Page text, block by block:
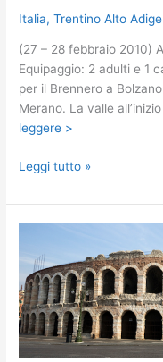
Italia,Trentino Alto Adige
(27 – 28 febbraio 2010)
Equipaggio: 2 adulti e 1
per il Brennero a
Merano. La valle
leggere >
Val
e
Glorenza
camper
Leggi tutto »